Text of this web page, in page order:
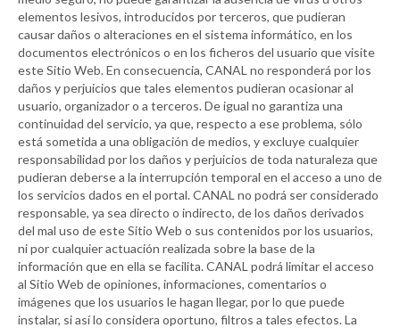
elementos lesivos, introducidos por terceros, que pudieran
causar daños o alteraciones en el sistema informático, en los
documentos electrónicos o en los ficheros del usuario que visite
este Sitio Web. En consecuencia, CANAL no responderá por los
daños y perjuicios que tales elementos pudieran ocasionar al
usuario, organizador o a terceros. De igual no garantiza una
continuidad del servicio, ya que, respecto a ese problema, sólo
está sometida a una obligación de medios, y excluye cualquier
responsabilidad por los daños y perjuicios de toda naturaleza que
pudieran deberse a la interrupción temporal en el acceso a uno de
los servicios dados en el portal.CANAL no podrá ser considerado
responsable, ya sea directo o indirecto, de los daños derivados
del mal uso de este Sitio Web o sus contenidos por los usuarios,
ni por cualquier actuación realizada sobre la base de la
información que en ella se facilita.CANAL podrá limitar el acceso
al Sitio Web de opiniones, informaciones, comentarios o
imágenes que los usuarios le hagan llegar, por lo que puede
instalar, si así lo considera oportuno, filtros a tales efectos. La